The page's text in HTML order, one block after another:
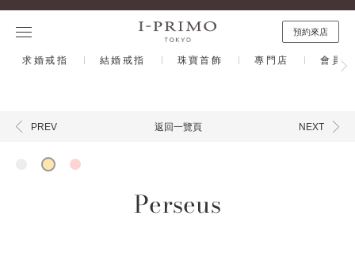
預約來店
求婚戒指 結婚戒指 珠寶首飾 專門店 會員
PREV 返回一覽頁 NEXT
Perseus